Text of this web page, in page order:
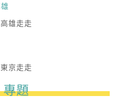
高雄走走
東京走走
專題